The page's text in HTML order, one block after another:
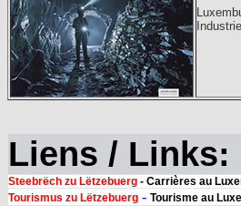
Liens / Links:
Steebrëch zu Lëtzebuerg - Carrières au
Tourismus zu Lëtzebuerg - Tourisme au